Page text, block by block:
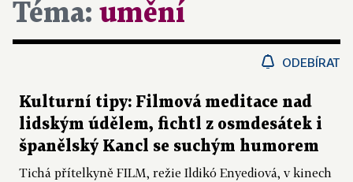
Téma: umění
ODEBÍRAT
Kulturní tipy: Filmová meditace nad
lidským údělem, fichtl z osmdesátek i
španělský Kancl se suchým humorem
Tichá přítelkyně FILM, režie Ildikó Enyediová, v kinech